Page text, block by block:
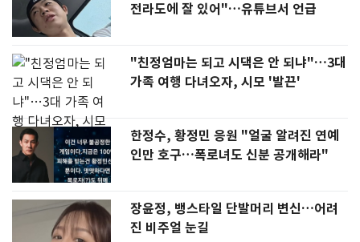
전라도에 잘 있어"…유튜브서 언급
"친정엄마는 되고 시댁은 안 되냐"…3대
가족 여행 다녀오자, 시모 '발끈'
한정수, 황정민 응원 "얼굴 알려진 연예
인만 호구…폭로녀도 신분 공개해라"
장윤정, 뱅스타일 단발머리 변신…어려
진 비주얼 눈길